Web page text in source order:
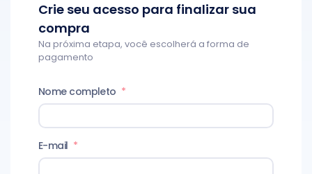
Crie seu acesso para finalizar sua
compra
Na próxima etapa, você escolherá a forma de
pagamento
Nome completo *
E-mail *